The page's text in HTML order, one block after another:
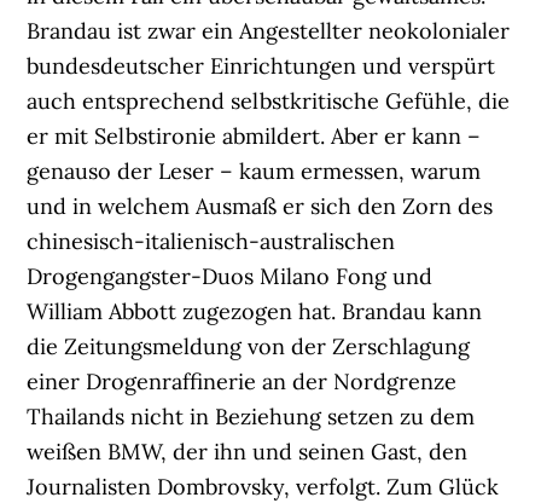
Brandau ist zwar ein Angestellter neokolonialer
bundesdeutscher Einrichtungen und verspürt
auch entsprechend selbstkritische Gefühle, die
er mit Selbstironie abmildert. Aber er kann –
genauso der Leser – kaum ermessen, warum
und in welchem Ausmaß er sich den Zorn des
chinesisch-italienisch-australischen
Drogengangster-Duos Milano Fong und
William Abbott zugezogen hat. Brandau kann
die Zeitungsmeldung von der Zerschlagung
einer Drogenraffinerie an der Nordgrenze
Thailands nicht in Beziehung setzen zu dem
weißen BMW, der ihn und seinen Gast, den
Journalisten Dombrovsky, verfolgt. Zum Glück